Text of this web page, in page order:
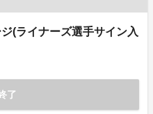
(ライナーズ選手サイン入
了